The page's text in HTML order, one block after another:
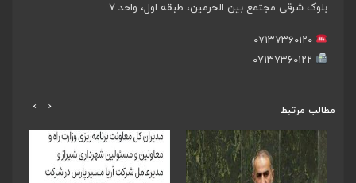
بلوک شرقی مجتمع بین الحرمین، طبقه اول، واحد ۷
مطالب مرتبط ‹
›